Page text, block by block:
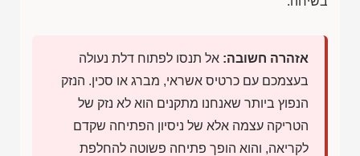
אזהרה חשובה: אל תנסו לפתוח דלת נעולה
בעצמכם עם כרטיס אשראי, מברג או סכין. הנזק
הנפוץ ביותר שאנחנו מתקנים הוא לא נזק של
הטריקה עצמה אלא של ניסיון הפתיחה שקדם
לקריאה, והוא הופך פתיחה פשוטה להחלפת